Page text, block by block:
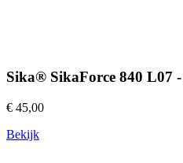
Sika® SikaForce 840 L07
€ 45,00
Bekijk